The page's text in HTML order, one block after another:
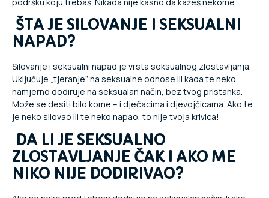
ŠTA JE SILOVANJE I SEKSUALNI
NAPAD?
Silovanje i seksualni napad je vrsta seksualnog zlostavljanja.
Uključuje „tjeranje” na seksualne odnose ili kada te neko
namjerno dodiruje na seksualan način, bez tvog pristanka.
Može se desiti bilo kome – i dječacima i djevojčicama. Ako te
je neko silovao ili te neko napao, to nije tvoja krivica!
DA LI JE SEKSUALNO
ZLOSTAVLJANJE ČAK I AKO ME
NIKO NIJE DODIRIVAO?